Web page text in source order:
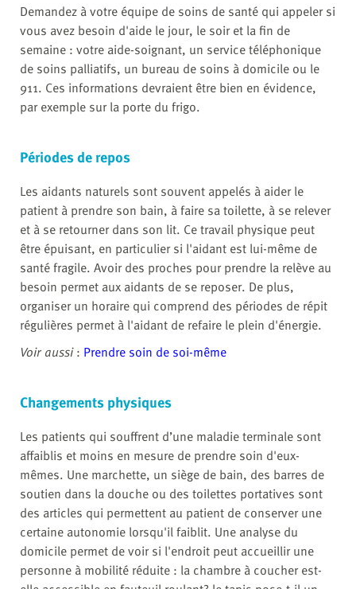
Demandez à votre équipe de soins de santé qui appeler si
vous avez besoin d'aide le jour, le soir et la fin de
semaine : votre aide-soignant, un service téléphonique
de soins palliatifs, un bureau de soins à domicile ou le
911. Ces informations devraient être bien en évidence,
par exemple sur la porte du frigo.
Périodes de repos
Les aidants naturels sont souvent appelés à aider le
patient à prendre son bain, à faire sa toilette, à se relever
et à se retourner dans son lit. Ce travail physique peut
être épuisant, en particulier si l'aidant est lui-même de
santé fragile. Avoir des proches pour prendre la relève au
besoin permet aux aidants de se reposer. De plus,
organiser un horaire qui comprend des périodes de répit
régulières permet à l'aidant de refaire le plein d'énergie.
Voir aussi: Prendre soin de soi-même
Changements physiques
Les patients qui souffrent d’une maladie terminale sont
affaiblis et moins en mesure de prendre soin d'eux-
mêmes. Une marchette, un siège de bain, des barres de
soutien dans la douche ou des toilettes portatives sont
des articles qui permettent au patient de conserver une
certaine autonomie lorsqu'il faiblit. Une analyse du
domicile permet de voir si l'endroit peut accueillir une
personne à mobilité réduite : la chambre à coucher est-